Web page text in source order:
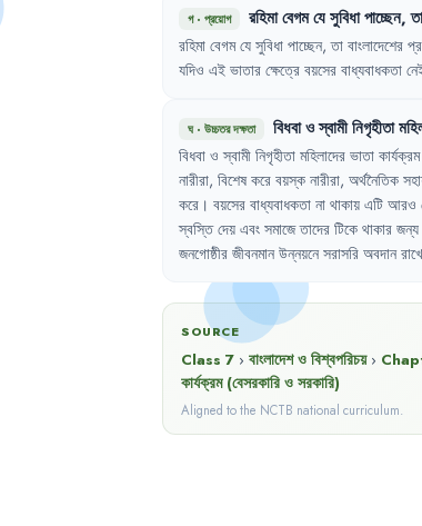
গ· প্রয়োগ রহিমাবেগমযেসুবিধাপাচ্ছেন, তা
রহিমা বেগম যে সুবিধা পাচ্ছেন, তা বাংলাদেশের
যদিও এই ভাতার ক্ষেত্রে বয়সের বাধ্যবাধকতা
ঘ· উচ্চতর দক্ষতা বিধবাওস্বামীনিগৃহীতা
বিধবা ও স্বামী নিগৃহীতা মহিলাদের ভাতা কার্যক্রম
নারীরা, বিশেষ করে বয়স্ক নারীরা, অর্থনৈতিক
করে । বয়সের বাধ্যবাধকতা না থাকায় এটি আরও
স্বস্তি দেয় এবং সমাজে তাদের টিকে থাকার জন্য
জনগোষ্ঠীর জীবনমান উন্নয়নে সরাসরি অবদান রাখে
SOURCE
Class 7 › বাংলাদেশ ও বিশ্বপরিচয় ›
কার্যক্রম (বেসরকারি ও সরকারি)
Aligned to the NCTB national curriculum.